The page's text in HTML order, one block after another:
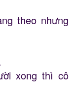
theo nhưng
xong thì cô